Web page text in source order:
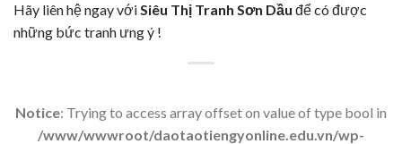
Hãy liên hệ ngay vớiSiêu Thị Tranh Sơn Dầu để có được
những bức tranh ưng ý !
Notice: Trying to access array offset on value of type bool in
/www/wwwroot/daotaotiengyonline.edu.vn/wp-